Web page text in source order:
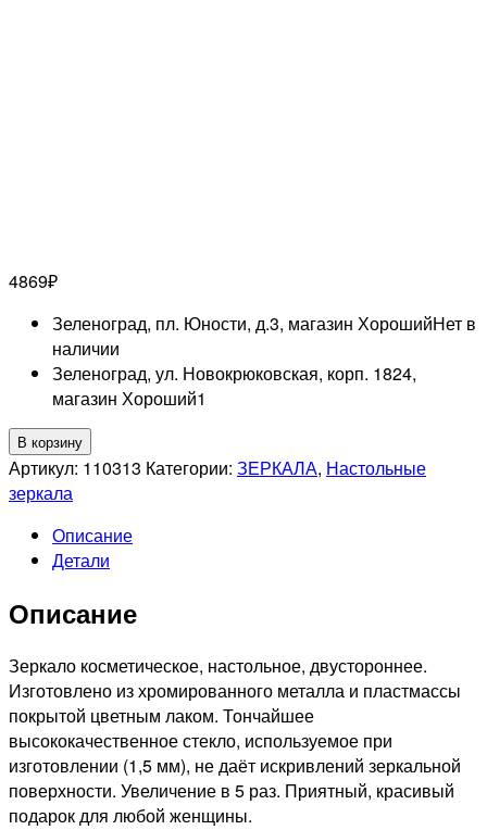
4869₽
Зеленоград, пл. Юности, д.3, магазин ХорошийНет в
наличии
Зеленоград, ул. Новокрюковская, корп. 1824,
магазин Хороший1
Количество
товара
WEISEN
801TTC
PER/G
настольное
5-
кр.увеличение
18см
В корзину
Артикул: 110313 Категории: ЗЕРКАЛА, Настольные
зеркала
Описание
Детали
Описание
Зеркало косметическое, настольное, двустороннее.
Изготовлено из хромированного металла и пластмассы
покрытой цветным лаком. Тончайшее
высококачественное стекло, используемое при
изготовлении (1,5 мм), не даёт искривлений зеркальной
поверхности. Увеличение в 5 раз. Приятный, красивый
подарок для любой женщины.